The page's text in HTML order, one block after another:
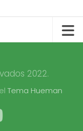
2022.
Tema Hueman